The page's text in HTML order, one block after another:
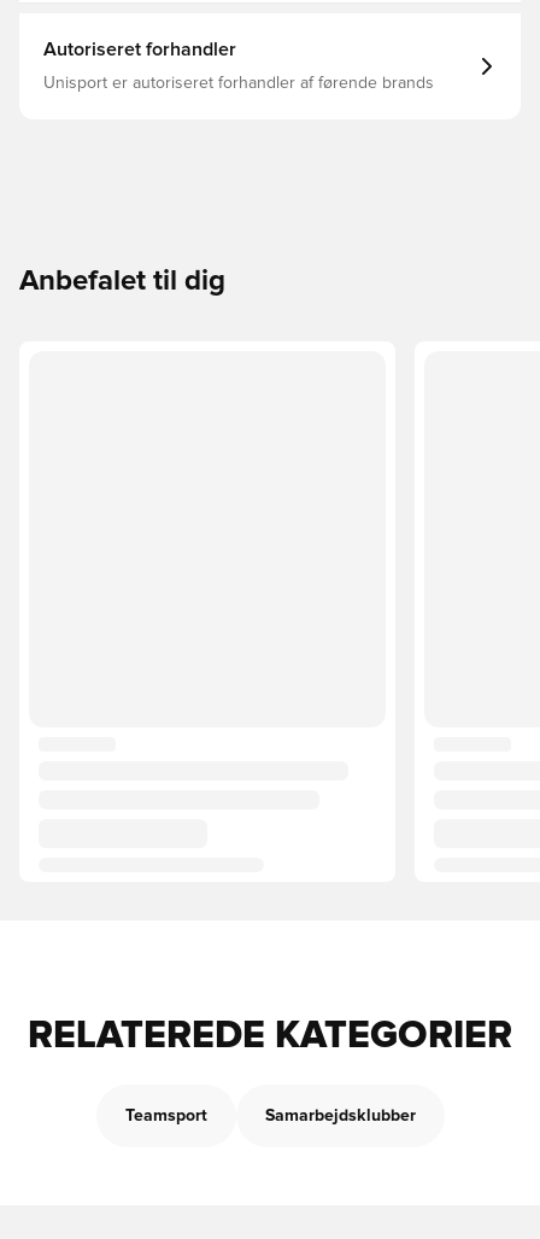
Autoriseret forhandler
Unisport er autoriseret forhandler af førende brands
Anbefalet til dig
RELATEREDE KATEGORIER
Teamsport Samarbejdsklubber